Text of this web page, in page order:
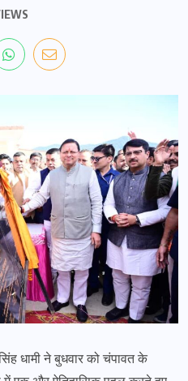
धामी ने बुधवार को चंपावत के